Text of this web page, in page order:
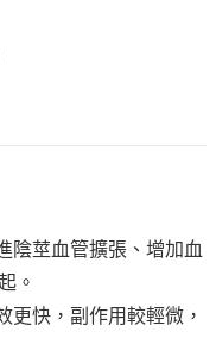
陰莖血管擴張、增加血
。
更快，副作用較輕微，